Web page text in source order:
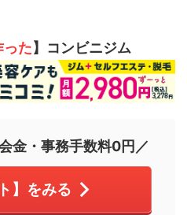
った】コンビニジム
金・事務手数料0円／
】をみる